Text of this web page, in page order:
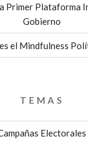
Primer Plataforma
Gobierno
es el Mindfulness
TEMAS
Electorales